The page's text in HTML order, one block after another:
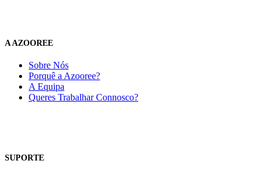
A AZOOREE
Sobre Nós
Porquê a Azooree?
A Equipa
Queres Trabalhar Connosco?
SUPORTE